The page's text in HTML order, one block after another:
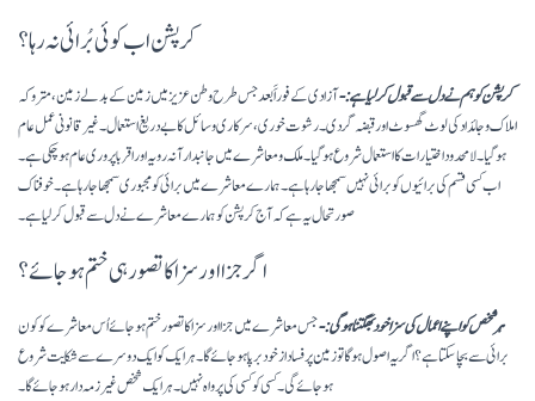
کرپشن اب کوئی بُرائی نہ رہا؟
کرپشن کو ہم نے دل سے قبول کر لیا ہے:-آزادی کے فوراََ بعد جس طرح وطن عزیز میں زمین کے بدلے زمین، متروکہ
املاک و جائداد کی لوٹ گھسوٹ اور قبضہ گردی۔ رشوت خوری، سرکاری وسائل کا بے دریغ استعمال۔ غیر قانونی عمل عام
ہوگیا۔ لامحدود اختیارات کا استعمال شروع ہوگیا۔ ملک و معاشرے میں جانبدارآنہ رویہ اور اقربا پروری عام ہوچکی ہے۔
اب کسی قسم کی برائیوں کو برائی نہیں سمجھا جارہا ہے۔ ہمارے معاشرے میں برائی کو مجبوری سمجھا جا رہا ہے۔ خوفناک
صورتحال یہ ہے کہ آج کرپشن کو ہمارے معاشرے نے دل سے قبول کرلیا ہے۔
اگر جزا اور سزا کا تصور ہی ختم ہوجائے؟
ہر شخص کو اپنے اعمال کی سزا خود بھگتنا ہوگی :-جس معاشر ے میں جزا اور سزا کا تصور ختم ہوجائے اُس معاشرے کو کون
برائی سے بچا سکتا ہے؟ اگر یہ اصول ہو گا تو زمین پر فساد ازخود برپا ہوجائے گا۔ ہر ایک کو ایک دوسرے سے شکایت شروع
ہوجائے گی۔ کسی کو کسی کی پرواہ نہیں۔ ہر ایک شخص غیر زمہ دار ہوجائے گا۔